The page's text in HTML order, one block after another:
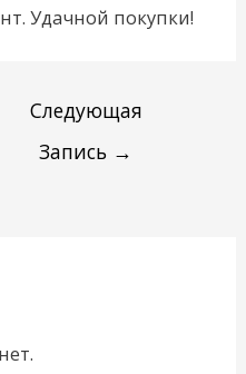
Удачной покупки!
Следующая
Запись →